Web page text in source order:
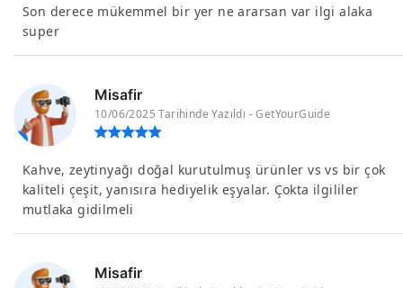
Son derece mükemmel bir yer ne ararsan var ilgi alaka
super
Misafir
10/06/2025 Tarihinde Yazıldı - GetYourGuide
Kahve, zeytinyağı doğal kurutulmuş ürünler vs vs bir çok
kaliteli çeşit, yanısıra hediyelik eşyalar. Çokta ilgililer
mutlaka gidilmeli
Misafir